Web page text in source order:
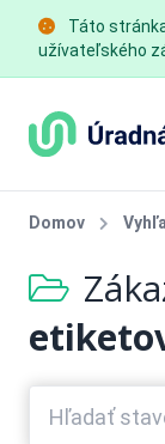
Táto
užívateľského
Domov